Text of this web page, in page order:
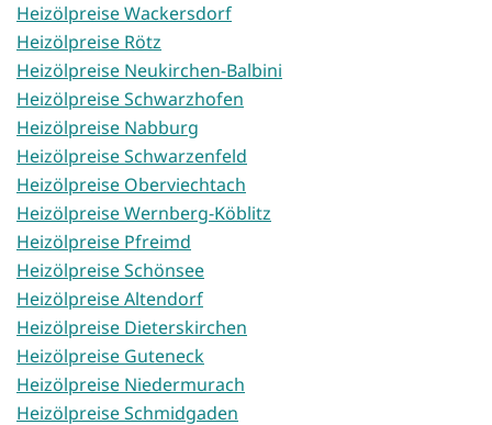
Heizölpreise Wackersdorf
Heizölpreise Rötz
Heizölpreise Neukirchen-Balbini
Heizölpreise Schwarzhofen
Heizölpreise Nabburg
Heizölpreise Schwarzenfeld
Heizölpreise Oberviechtach
Heizölpreise Wernberg-Köblitz
Heizölpreise Pfreimd
Heizölpreise Schönsee
Heizölpreise Altendorf
Heizölpreise Dieterskirchen
Heizölpreise Guteneck
Heizölpreise Niedermurach
Heizölpreise Schmidgaden